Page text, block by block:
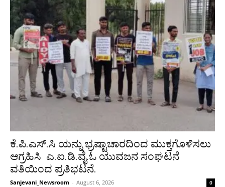
ಕೆ.ಪಿ.ಎಸ್.ಸಿ ಯನ್ನು ಭ್ರಷ್ಟಾಚಾರದಿಂದ ಮುಕ್ತಗೊಳಿಸಲು
ಆಗ್ರಹಿಸಿ ಎ.ಐ.ಡಿ.ವೈ.ಓ ಯುವಜನ ಸಂಘಟನೆ
ವತಿಯಿಂದ ಪ್ರತಿಭಟನೆ.
Sanjevani_Newsroom - August 6, 2026 0